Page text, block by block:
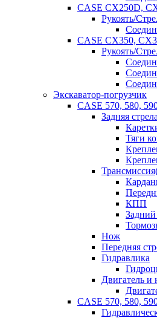
CASE CX250D,
Рукоять/
CASE CX350,
Рукоять/
Экскаватор-погрузчик
CASE 570, 580,
Задняя стрела
Тяги
КПП
Нож
Передняя
Гидравлика
Двигатель и
CASE 570, 580,